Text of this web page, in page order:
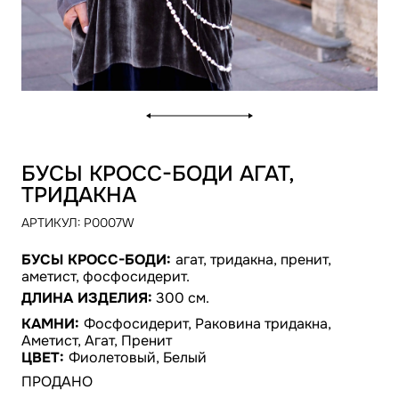
БУСЫ КРОСС-БОДИ АГАТ,
ТРИДАКНА
АРТИКУЛ: P0007W
БУСЫ КРОСС-БОДИ: агат, тридакна, пренит,
аметист, фосфосидерит.
ДЛИНА ИЗДЕЛИЯ: 300 см.
КАМНИ: Фосфосидерит, Раковина тридакна,
Аметист, Агат, Пренит
ЦВЕТ: Фиолетовый, Белый
ПРОДАНО